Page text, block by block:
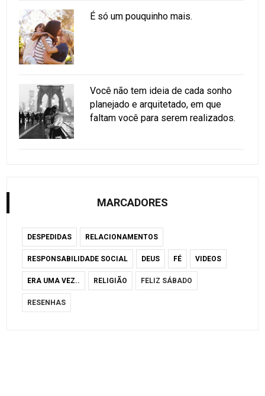
É só um pouquinho mais.
Você não tem ideia de cada sonho
planejado e arquitetado, em que
faltam você para serem realizados.
MARCADORES
DESPEDIDAS RELACIONAMENTOS
RESPONSABILIDADE SOCIAL DEUS FÉ VIDEOS
ERA UMA VEZ.. RELIGIÃO FELIZ SÁBADO
RESENHAS